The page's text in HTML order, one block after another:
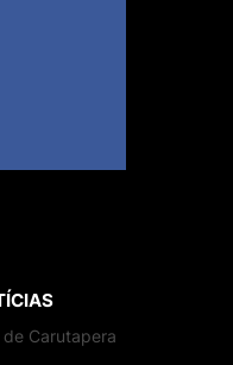
Carutapera